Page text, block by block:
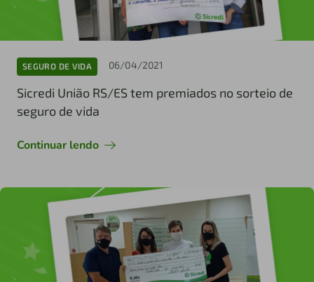
SEGURO DE VIDA 06/04/2021
Sicredi União RS/ES tem premiados no sorteio de
seguro de vida
Continuar lendo